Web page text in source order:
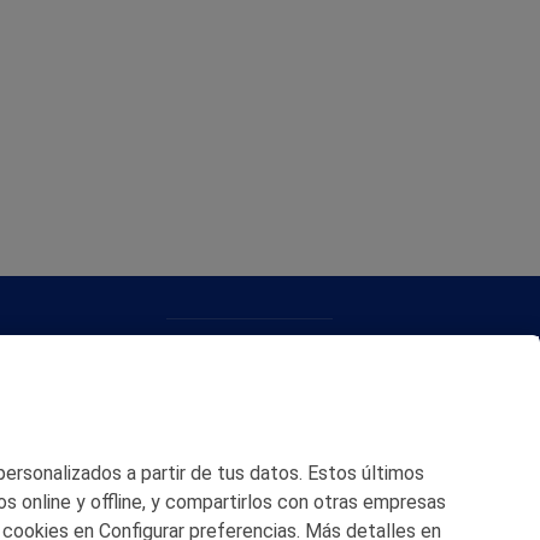
a partir de tus datos. Estos últimos
online y offline, y compartirlos con otras empresas
en Configurar preferencias. Más detalles en